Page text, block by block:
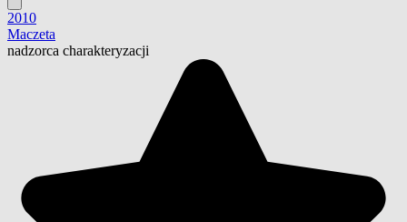
2010
Maczeta
nadzorca charakteryzacji